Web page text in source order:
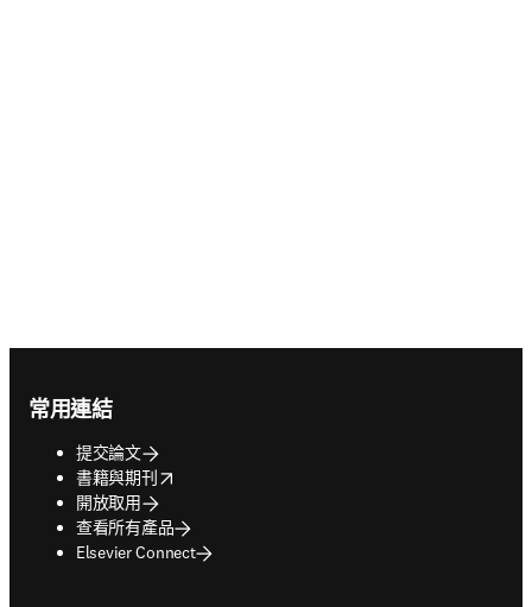
常用連結
提交論文
書籍與期刊
opens in new tab/window
開放取用
查看所有產品
Elsevier Connect